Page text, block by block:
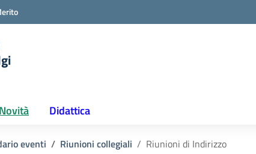
Novità Didattica
eventi Riunioni collegiali Riunioni di Indirizzo